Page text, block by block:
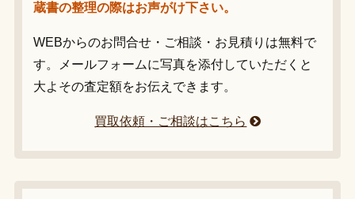
蔵書の整理の際はお声がけ下さい。
WEBからのお問合せ・ご相談・お見積りは無料で
す。メールフォームに写真を添付していただくと
大よその査定額をお伝えできます。
買取依頼・ご相談はこちら